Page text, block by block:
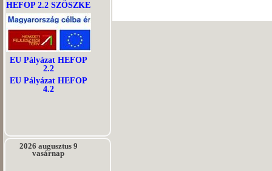
HEFOP 2.2 SZÖSZKE
EU Pályázat HEFOP
2.2
EU Pályázat HEFOP
4.2
2026 augusztus 9
vasárnap